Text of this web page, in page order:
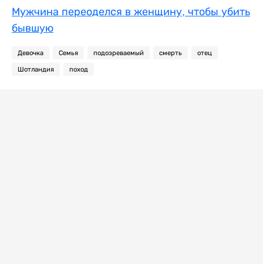
Мужчина переоделся в женщину, чтобы убить
бывшую
Девочка Семья подозреваемый смерть отец
Шотландия поход